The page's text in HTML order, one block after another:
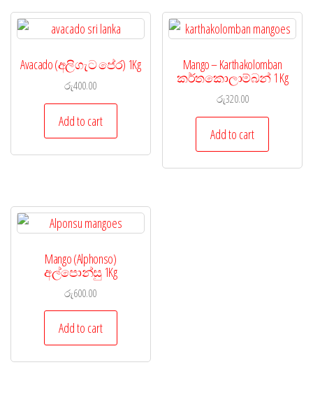
Avacado (අලිගැට පේර) 1Kg
රු400.00
Add to cart
Mango – Karthakolomban
කර්තකොලාම්බන් 1 Kg
රු320.00
Add to cart
Mango (Alphonso)
අල්පොන්සු 1Kg
රු600.00
Add to cart